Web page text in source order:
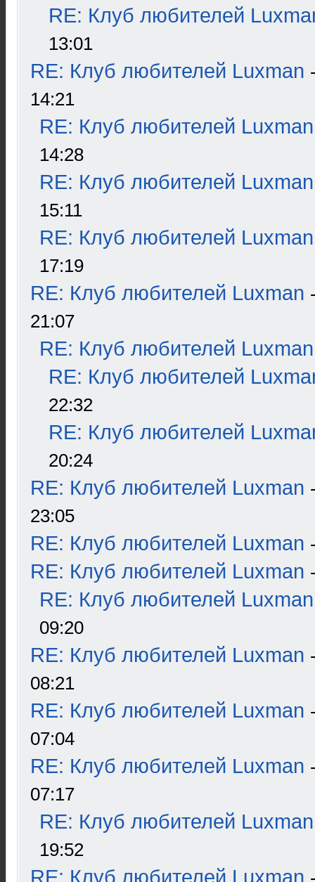
RE: Клуб любителей
13:01
RE: Клуб любителей Luxman
14:21
RE: Клуб любителей Luxman
14:28
RE: Клуб любителей Luxman
15:11
RE: Клуб любителей Luxman
17:19
RE: Клуб любителей Luxman
21:07
RE: Клуб любителей Luxman
RE: Клуб любителей
22:32
RE: Клуб любителей
20:24
RE: Клуб любителей Luxman
23:05
RE: Клуб любителей Luxman
RE: Клуб любителей Luxman
RE: Клуб любителей Luxman
09:20
RE: Клуб любителей Luxman
08:21
RE: Клуб любителей Luxman
07:04
RE: Клуб любителей Luxman
07:17
RE: Клуб любителей Luxman
19:52
RE: Клуб любителей Luxman